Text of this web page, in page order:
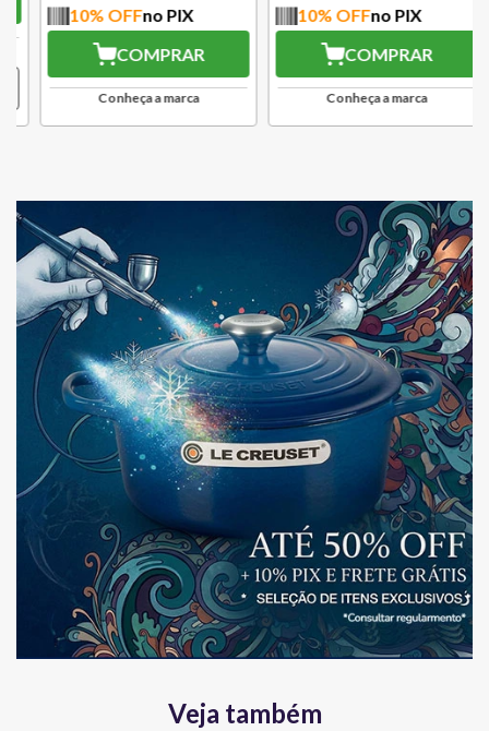
10% OFFno PIX
COMPRAR
Conheça a marca
10% OFFno PIX
COMPRAR
Conheça a marca
Veja também